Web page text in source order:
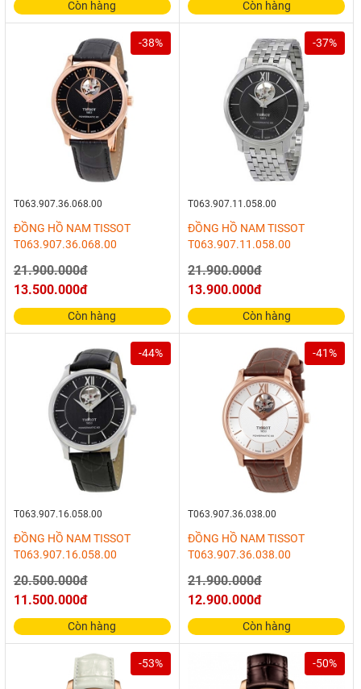
Còn hàng Còn hàng
-38%
T063.907.36.068.00
ĐỒNG HỒ NAM TISSOT
T063.907.36.068.00
21.900.000đ
13.500.000đ
Còn hàng
-37%
T063.907.11.058.00
ĐỒNG HỒ NAM TISSOT
T063.907.11.058.00
21.900.000đ
13.900.000đ
Còn hàng
-44%
T063.907.16.058.00
ĐỒNG HỒ NAM TISSOT
T063.907.16.058.00
20.500.000đ
11.500.000đ
Còn hàng
-41%
T063.907.36.038.00
ĐỒNG HỒ NAM TISSOT
T063.907.36.038.00
21.900.000đ
12.900.000đ
Còn hàng
-53% -50%